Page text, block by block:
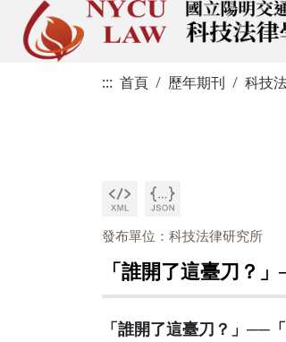
::: 首頁 歷年期刊 科技
發布單位：科技法律研究所
「誰開了這臺刀？
「誰開了這臺刀？」